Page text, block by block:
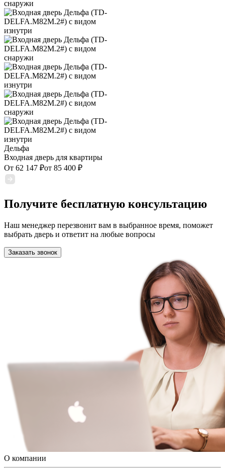
Дельфа
Входная дверь для квартиры
От 62 147 ₽от 85 400 ₽
Получите бесплатную консультацию
Наш менеджер перезвонит вам в выбранное время, поможет
выбрать дверь и ответит на любые вопросы
Заказать звонок
О компании